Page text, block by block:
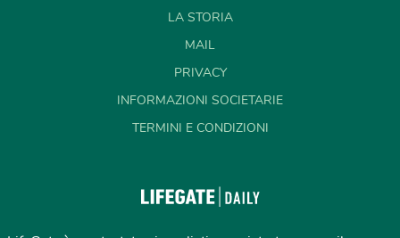
LA STORIA
MAIL
PRIVACY
INFORMAZIONI SOCIETARIE
TERMINI E CONDIZIONI